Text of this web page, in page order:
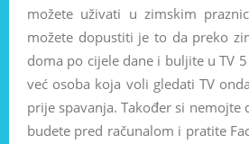
možete uživati u zimskim
možete dopustiti je to da preko
doma po cijele dane i buljite u TV
već osoba koja voli gledati TV
prije spavanja. Također si nemojte
budete pred računalom i pratite